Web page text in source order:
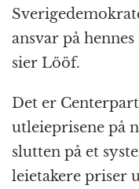
ansvar på
sier Lööf.
Det er
utleieprisene på
slutten på et
leietakere priser